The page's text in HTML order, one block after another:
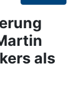
als